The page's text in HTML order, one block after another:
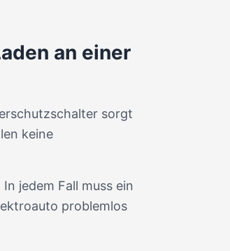
an einer
sorgt
keine
jedem Fall muss ein
problemlos